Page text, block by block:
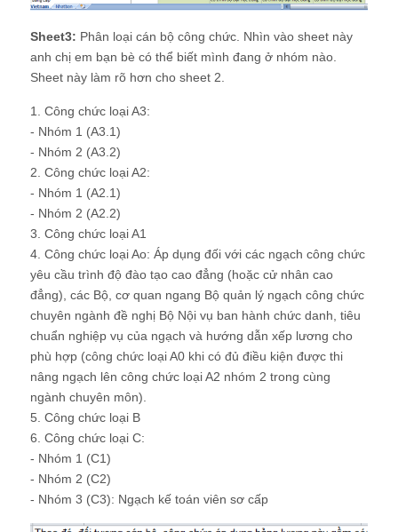
Sheet3: Phân loại cán bộ công chức. Nhìn vào sheet này
anh chị em bạn bè có thể biết mình đang ở nhóm nào.
Sheet này làm rõ hơn cho sheet 2.
1. Công chức loại A3:
- Nhóm 1 (A3.1)
- Nhóm 2 (A3.2)
2. Công chức loại A2:
- Nhóm 1 (A2.1)
- Nhóm 2 (A2.2)
3. Công chức loại A1
4. Công chức loại Ao: Áp dụng đối với các ngạch công chức
yêu cầu trình độ đào tạo cao đẳng (hoặc cử nhân cao
đẳng), các Bộ, cơ quan ngang Bộ quản lý ngạch công chức
chuyên ngành đề nghị Bộ Nội vụ ban hành chức danh, tiêu
chuẩn nghiệp vụ của ngạch và hướng dẫn xếp lương cho
phù hợp (công chức loại A0 khi có đủ điều kiện được thi
nâng ngạch lên công chức loại A2 nhóm 2 trong cùng
ngành chuyên môn).
5. Công chức loại B
6. Công chức loại C:
- Nhóm 1 (C1)
- Nhóm 2 (C2)
- Nhóm 3 (C3): Ngạch kế toán viên sơ cấp